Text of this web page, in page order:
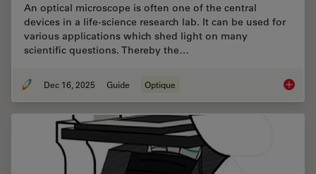
An optical microscope is often one of the central
devices in a life-science research lab. It can be used for
various applications which shed light on many
scientific questions. Thereby the…
Dec 16, 2025 Guide Optique Factors